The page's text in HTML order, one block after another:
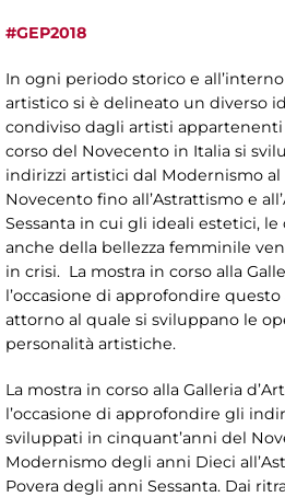
#GEP2018
In ogni periodo storico e
artistico si è delineato un diverso
condiviso dagli artisti appartenenti
corso del Novecento in Italia si
indirizzi artistici dal Modernismo al
Novecento fino all’Astrattismo e
Sessanta in cui gli ideali estetici,
anche della bellezza femminile
in crisi. La mostra in corso alla
l’occasione di approfondire
attorno al quale si sviluppano le
personalità artistiche.
La mostra in corso alla Galleria
l’occasione di approfondire gli
sviluppati in cinquant’anni del
Modernismo degli anni Dieci
Povera degli anni Sessanta. Dai